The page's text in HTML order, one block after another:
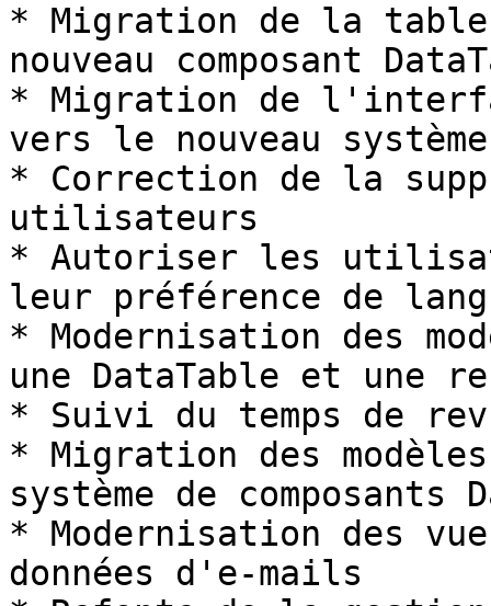
* Migration de la
nouveau composant
* Migration de
vers le nouveau
* Correction de la
utilisateurs
* Autoriser les
leur préférence de
* Modernisation des
une DataTable et une
* Suivi du temps de
* Migration des
système de composants
* Modernisation des
données d'e-mails